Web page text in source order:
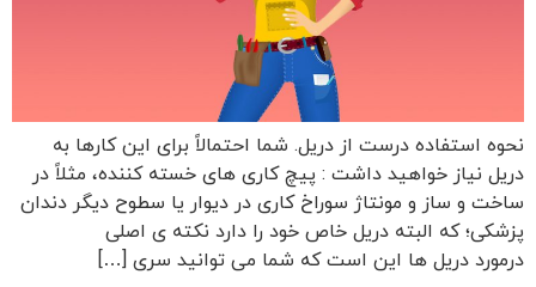
نحوه استفاده درست از دریل. شما احتمالاً برای این کارها به
دریل نیاز خواهید داشت : پیچ کاری های خسته کننده، مثلاً در
ساخت و ساز و مونتاژ سوراخ کاری در دیوار یا سطوح دیگر دندان
پزشکی؛ که البته دریل خاص خود را دارد نکته ی اصلی
درمورد دریل ها این است که شما می توانید سری […]